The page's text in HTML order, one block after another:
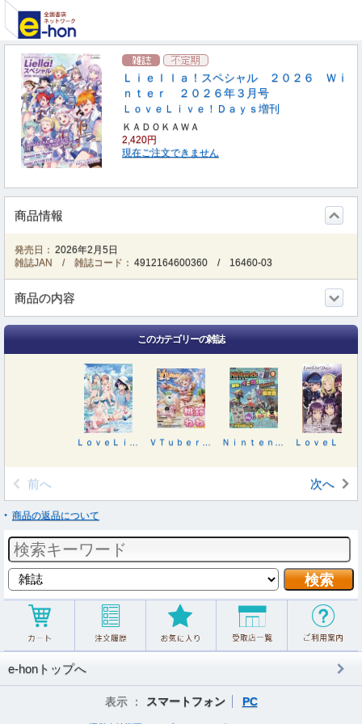
Ｌｉｅｌｌａ！スペシャル ２０２６ Ｗｉ
ｎｔｅｒ ２０２６年３月号
ＬｏｖｅＬｉｖｅ！Ｄａｙｓ増刊
ＫＡＤＯＫＡＷＡ
2,420円
現在ご注文できません
商品情報
発売日： 2026年2月5日
雑誌JAN / 雑誌コード： 4912164600360 / 16460-03
商品の内容
このカテゴリーの雑誌
前へ 次へ
商品の返品について
e-honトップへ
表示 ： スマートフォン PC